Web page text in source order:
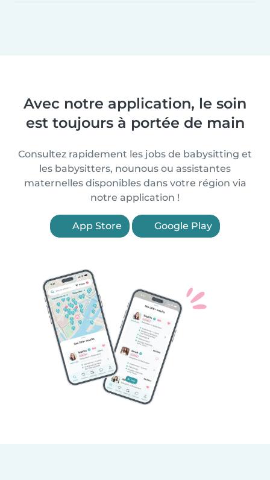
Avec notre application, le soin
est toujours à portée de main
Consultez rapidement les jobs de babysitting et
les babysitters, nounous ou assistantes
maternelles disponibles dans votre région via
notre application !
App Store Google Play